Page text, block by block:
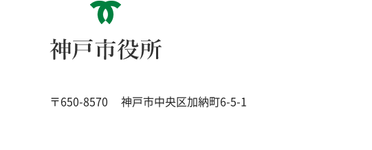
神戸市役所
〒650-8570 神戸市中央区加納町6-5-1